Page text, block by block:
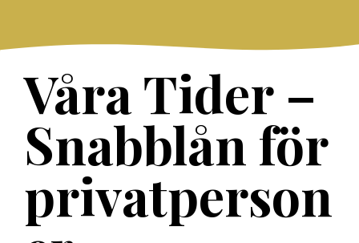
content
Våra Tider –
Snabblån för
privatperson